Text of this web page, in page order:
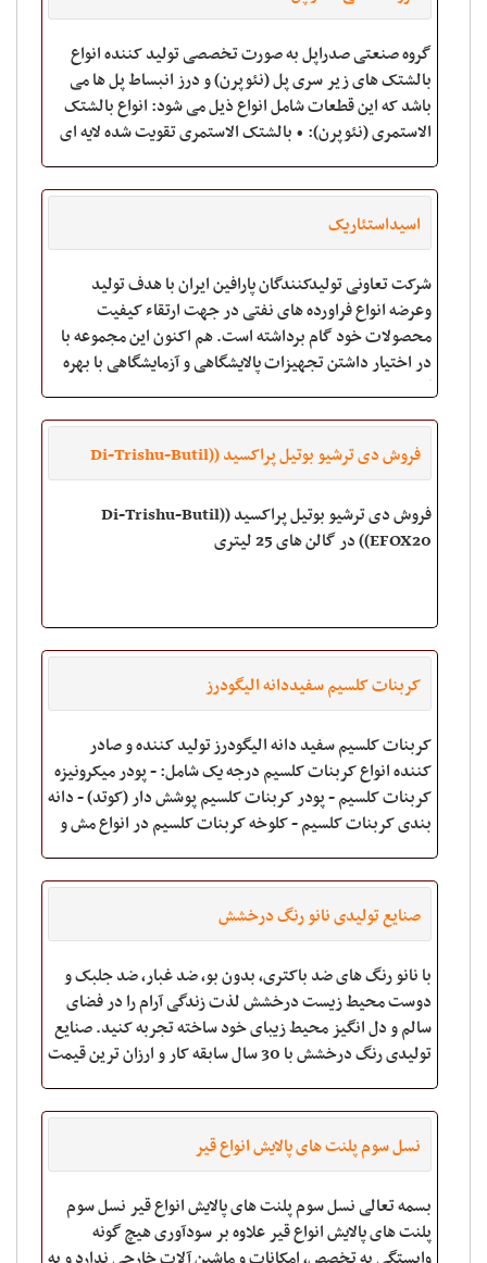
گروه صنعتی صدراپل به صورت تخصصی تولید کننده انواع
بالشتک های زیر سری پل (نئوپرن) و درز انبساط پل ها می
باشد که این قطعات شامل انواع ذیل می شود: انواع بالشتک
الاستمری (نئوپرن): • بالشتک الاستمری تقویت شده لایه ای
اسیداستئاریک
شرکت تعاونی تولیدکنندگان پارافین ایران با هدف تولید
وعرضه انواع فراورده های نفتی در جهت ارتقاء کیفیت
محصولات خود گام برداشته است. هم اکنون این مجموعه با
در اختیار داشتن تجهیزات پالایشگاهی و آزمایشگاهی با بهره
گیری از نیرو های متخصص و کارآمد ارکان تو
فروش دی ترشیو بوتیل پراکسید (Di-Trishu-Butil)
فروش دی ترشیو بوتیل پراکسید (Di-Trishu-Butil)
(EFOX20) در گالن های 25 لیتری
کربنات کلسیم سفیددانه الیگودرز
کربنات کلسیم سفید دانه الیگودرز تولید کننده و صادر
کننده انواع کربنات کلسیم درجه یک شامل: - پودر میکرونیزه
کربنات کلسیم - پودر کربنات کلسیم پوشش دار (کوتد) - دانه
بندی کربنات کلسیم - کلوخه کربنات کلسیم در انواع مش و
صنایع تولیدی نانو رنگ درخشش
با نانو رنگ های ضد باکتری، بدون بو، ضد غبار، ضد جلبک و
دوست محیط زیست درخشش لذت زندگی آرام را در فضای
سالم و دل انگیز محیط زیبای خود ساخته تجربه کنید. صنایع
تولیدی رنگ درخشش با 30 سال سابقه کار و ارزان ترین قیمت
نسل سوم پلنت های پالایش انواع قیر
بسمه تعالی نسل سوم پلنت های پالایش انواع قیر نسل سوم
پلنت های پالایش انواع قیر علاوه بر سودآوری هیچ گونه